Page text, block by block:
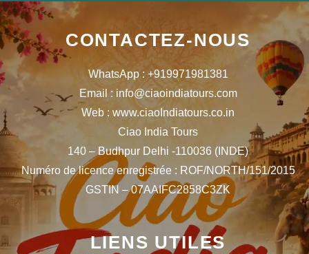
CONTACTEZ-NOUS
WhatsApp : +919971981381
Email : info@ciaoindiatours.com
Web : www.ciaoIndiatours.co.in
Ciao India Tours
140 – Budhpur Delhi -110036 (INDE)
Numéro de licence enregistrée : ROF/NORTH/151/2015
GSTIN – 07AAIFC2858C3ZK
LIENS UTILES